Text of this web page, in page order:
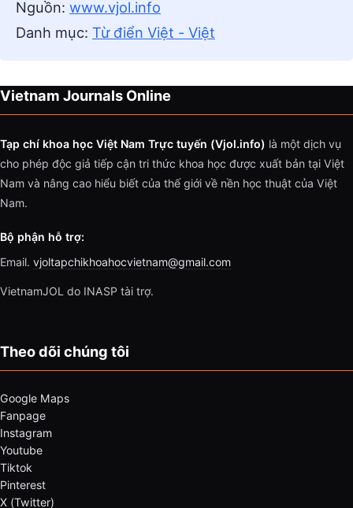
Nguồn: www.vjol.info
Danh mục: Từ điển Việt - Việt
Vietnam Journals Online
Tạp chí khoa học Việt Nam Trực tuyến (Vjol.info) là một dịch vụ
cho phép độc giả tiếp cận tri thức khoa học được xuất bản tại Việt
Nam và nâng cao hiểu biết của thế giới về nền học thuật của Việt
Nam.
Bộ phận hỗ trợ:
Email. vjoltapchikhoahocvietnam@gmail.com
VietnamJOL do INASP tài trợ.
Theo dõi chúng tôi
Google Maps
Fanpage
Instagram
Youtube
Tiktok
Pinterest
X (Twitter)